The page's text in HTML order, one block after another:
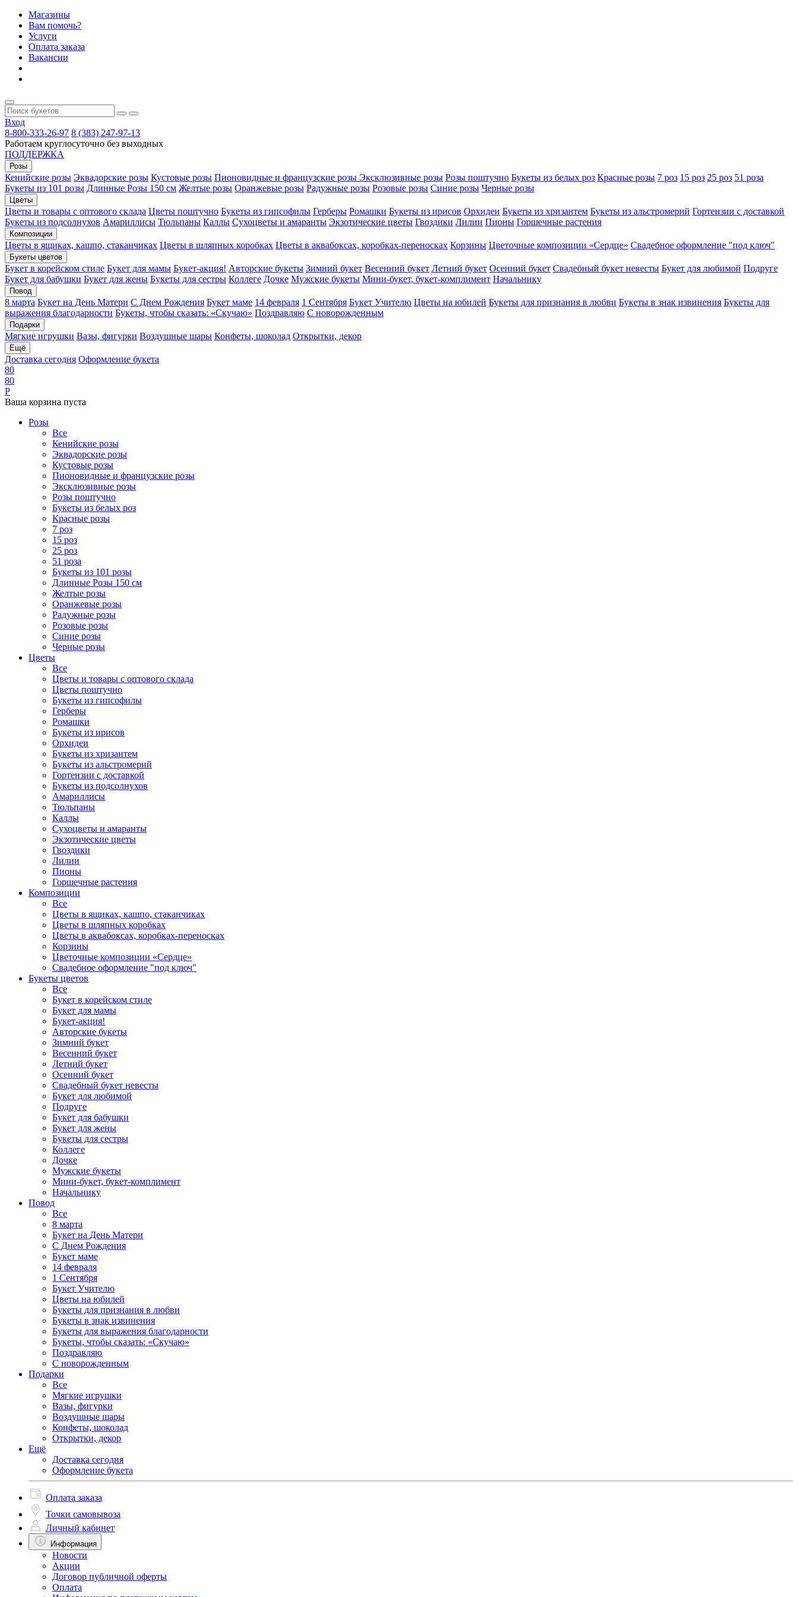
Магазины
Вам помочь?
Услуги
Оплата заказа
Вакансии
Вход
8-800-333-26-97 8 (383) 247-97-13
Работаем круглосуточно без выходных
ПОДДЕРЖКА
Розы
Кенийские розы Эквадорские розы Кустовые розы Пионовидные и французские розы Эксклюзивные розы Розы поштучно Букеты из белых роз Красные розы 7 роз 15 роз 25 роз 51 роза
Букеты из 101 розы Длинные Розы 150 см Желтые розы Оранжевые розы Радужные розы Розовые розы Синие розы Черные розы
Цветы
Цветы и товары с оптового склада Цветы поштучно Букеты из гипсофилы Герберы Ромашки Букеты из ирисов Орхидеи Букеты из хризантем Букеты из альстромерий Гортензии с доставкой
Букеты из подсолнухов Амариллисы Тюльпаны Каллы Сухоцветы и амаранты Экзотические цветы Гвоздики Лилии Пионы Горшечные растения
Композиции
Цветы в ящиках, кашпо, стаканчиках Цветы в шляпных коробках Цветы в аквабоксах, коробках-переносках Корзины Цветочные композиции «Сердце» Свадебное оформление "под ключ"
Букеты цветов
Букет в корейском стиле Букет для мамы Букет-акция! Авторские букеты Зимний букет Весенний букет Летний букет Осенний букет Свадебный букет невесты Букет для любимой Подруге
Букет для бабушки Букет для жены Букеты для сестры Коллеге Дочке Мужские букеты Мини-букет, букет-комплимент Начальнику
Повод
8 марта Букет на День Матери С Днем Рождения Букет маме 14 февраля 1 Сентября Букет Учителю Цветы на юбилей Букеты для признания в любви Букеты в знак извинения Букеты для
выражения благодарности Букеты, чтобы сказать: «Скучаю» Поздравляю С новорожденным
Подарки
Мягкие игрушки Вазы, фигурки Воздушные шары Конфеты, шоколад Открытки, декор
Ещё
Доставка сегодня Оформление букета
80
80
Р
Ваша корзина пуста
Розы
Все
Кенийские розы
Эквадорские розы
Кустовые розы
Пионовидные и французские розы
Эксклюзивные розы
Розы поштучно
Букеты из белых роз
Красные розы
7 роз
15 роз
25 роз
51 роза
Букеты из 101 розы
Длинные Розы 150 см
Желтые розы
Оранжевые розы
Радужные розы
Розовые розы
Синие розы
Черные розы
Цветы
Все
Цветы и товары с оптового склада
Цветы поштучно
Букеты из гипсофилы
Герберы
Ромашки
Букеты из ирисов
Орхидеи
Букеты из хризантем
Букеты из альстромерий
Гортензии с доставкой
Букеты из подсолнухов
Амариллисы
Тюльпаны
Каллы
Сухоцветы и амаранты
Экзотические цветы
Гвоздики
Лилии
Пионы
Горшечные растения
Композиции
Все
Цветы в ящиках, кашпо, стаканчиках
Цветы в шляпных коробках
Цветы в аквабоксах, коробках-переносках
Корзины
Цветочные композиции «Сердце»
Свадебное оформление "под ключ"
Букеты цветов
Все
Букет в корейском стиле
Букет для мамы
Букет-акция!
Авторские букеты
Зимний букет
Весенний букет
Летний букет
Осенний букет
Свадебный букет невесты
Букет для любимой
Подруге
Букет для бабушки
Букет для жены
Букеты для сестры
Коллеге
Дочке
Мужские букеты
Мини-букет, букет-комплимент
Начальнику
Повод
Все
8 марта
Букет на День Матери
С Днем Рождения
Букет маме
14 февраля
1 Сентября
Букет Учителю
Цветы на юбилей
Букеты для признания в любви
Букеты в знак извинения
Букеты для выражения благодарности
Букеты, чтобы сказать: «Скучаю»
Поздравляю
С новорожденным
Подарки
Все
Мягкие игрушки
Вазы, фигурки
Воздушные шары
Конфеты, шоколад
Открытки, декор
Ещё
Доставка сегодня
Оформление букета
Оплата заказа
Точки самовывоза
Личный кабинет
Информация
Новости
Акции
Договор публичной оферты
Оплата